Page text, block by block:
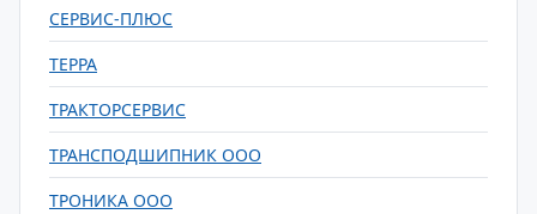
СЕРВИС-ПЛЮС
ТЕРРА
ТРАКТОРСЕРВИС
ТРАНСПОДШИПНИК ООО
ТРОНИКА ООО